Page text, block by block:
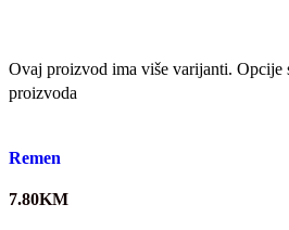
Ovaj proizvod ima više varijanti. Opcije
proizvoda
Remen
7.80KM